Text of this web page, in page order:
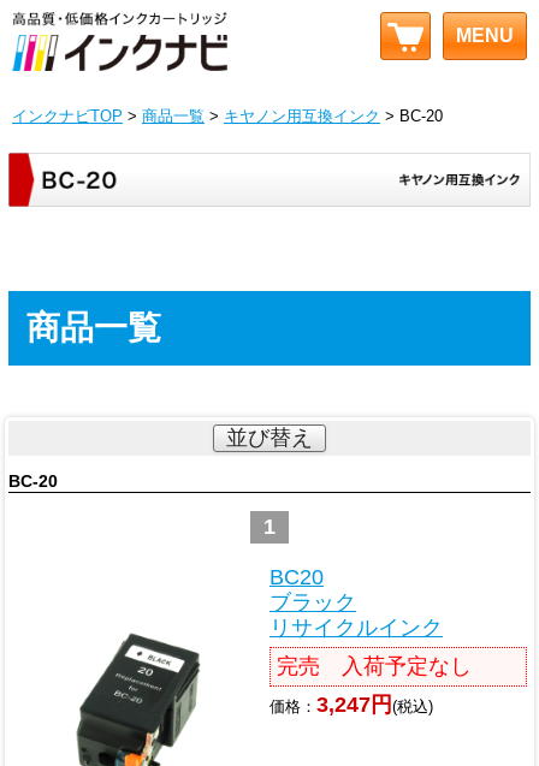
MENU
インクナビTOP > 商品一覧 > キヤノン用互換インク > BC-20
商品一覧
並び替え
BC-20
1
BC20
ブラック
リサイクルインク
完売 入荷予定なし
価格： 3,247円 (税込)